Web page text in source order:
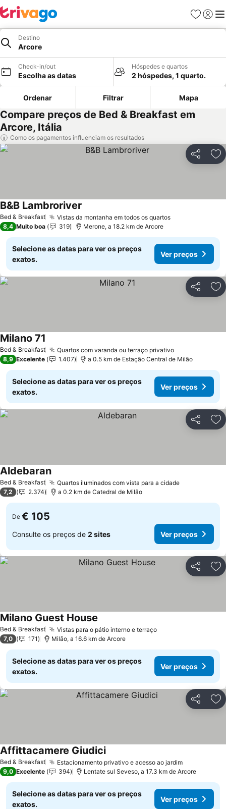
Favoritos
Iniciar
Destino
Arcore
Check-in/out
Escolha as datas
Hóspedes e quartos
2 hóspedes, 1 quarto.
Ordenar Filtrar Mapa
Compare preços de Bed & Breakfast em
Arcore, Itália
Como os pagamentos influenciam os resultados
Partilhar
Bed & Breakfast Vistas da montanha em todos os quartosVer preços
B&B Lambroriver
8,4 Muito boa 319 Merone, a 18.2 km de Arcore
Selecione as datas para ver os preços
exatos.
Ver preços
Partilhar
Bed & Breakfast Quartos com varanda ou terraço privativoVer preços
Milano 71
8,9 Excelente 1.407 a 0.5 km de Estação Central de Milão
Selecione as datas para ver os preços
exatos.
Ver preços
Partilhar
Bed & Breakfast Quartos iluminados com vista para a cidadeVer preços
AldebaranVer preços
7,2 2.374 a 0.2 km de Catedral de Milão
De € 105
Consulte os preços de 2 sites Ver preços
Partilhar
Bed & Breakfast Vistas para o pátio interno e terraçoVer preços
Milano Guest House
7,0 171 Milão, a 16.6 km de Arcore
Selecione as datas para ver os preços
exatos.
Ver preços
Partilhar
Bed & Breakfast Estacionamento privativo e acesso ao jardimVer preços
Affittacamere GiudiciVer preços
9,0 Excelente 394 Lentate sul Seveso, a 17.3 km de Arcore
Selecione as datas para ver os preços
exatos.
Ver preços